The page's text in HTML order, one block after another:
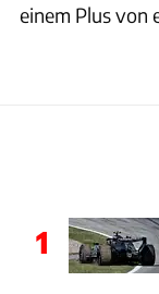
einem Plus von
1